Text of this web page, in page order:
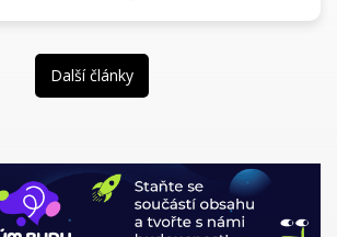
Další články